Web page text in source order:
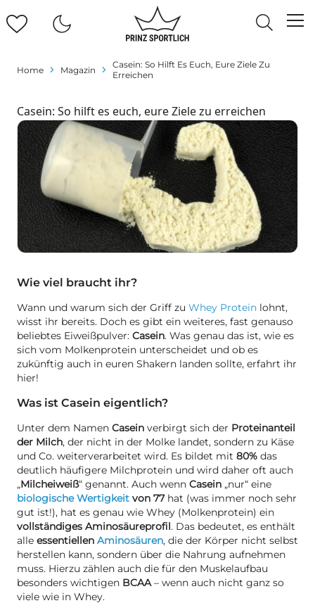
Home Magazin
Casein: So Hilft Es Euch, Eure Ziele Zu
Erreichen
Casein: So hilft es euch, eure Ziele zu erreichen
Wie viel braucht ihr?
Wann und warum sich der Griff zu Whey Protein lohnt,
wisst ihr bereits. Doch es gibt ein weiteres, fast genauso
beliebtes Eiweißpulver: Casein. Was genau das ist, wie es
sich vom Molkenprotein unterscheidet und ob es
zukünftig auch in euren Shakern landen sollte, erfahrt ihr
hier!
Was ist Casein eigentlich?
Unter dem Namen Casein verbirgt sich der Proteinanteil
der Milch, der nicht in der Molke landet, sondern zu Käse
und Co. weiterverarbeitet wird. Es bildet mit 80% das
deutlich häufigere Milchprotein und wird daher oft auch
„Milcheiweiß“ genannt. Auch wenn Casein „nur“ eine
biologische Wertigkeit von 77hat (was immer noch sehr
gut ist!), hat es genau wie Whey (Molkenprotein) ein
vollständiges Aminosäureprofil. Das bedeutet, es enthält
alle essentiellen Aminosäuren, die der Körper nicht selbst
herstellen kann, sondern über die Nahrung aufnehmen
muss. Hierzu zählen auch die für den Muskelaufbau
besonders wichtigen BCAA– wenn auch nicht ganz so
viele wie in Whey.